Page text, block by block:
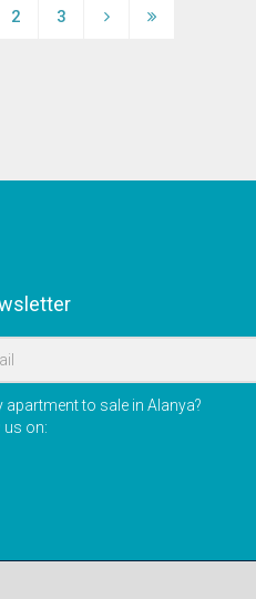
2 3
apartment to sale in Alanya?
us on: